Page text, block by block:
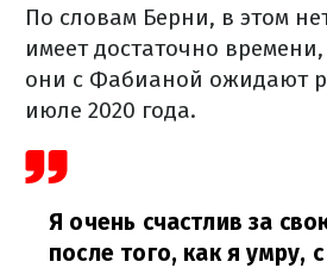
По словам Берни, в этом
имеет достаточно
они с Фабианой ожидают
июле 2020 года.
Я очень счастлив за
после того, как я умру,